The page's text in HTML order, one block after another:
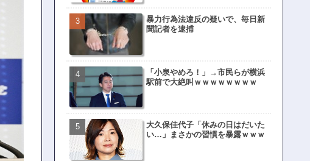
暴力行為法違反の疑いで、毎日新
聞記者を逮捕
「小泉やめろ！」→市民らが横浜
駅前で大絶叫ｗｗｗｗｗｗｗｗ
大久保佳代子「休みの日はだいた
い…」まさかの習慣を暴露ｗｗｗ